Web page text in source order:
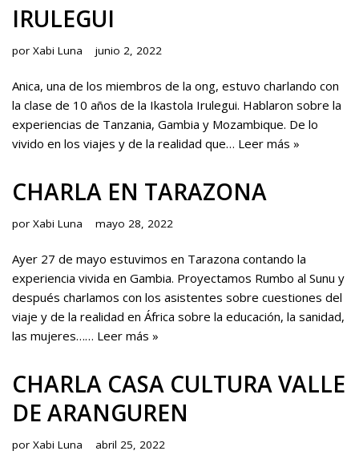
IRULEGUI
por Xabi Luna junio 2, 2022
Anica, una de los miembros de la ong, estuvo charlando con
la clase de 10 años de la Ikastola Irulegui. Hablaron sobre la
experiencias de Tanzania, Gambia y Mozambique. De lo
vivido en los viajes y de la realidad que… Leer más »
CHARLA EN TARAZONA
por Xabi Luna mayo 28, 2022
Ayer 27 de mayo estuvimos en Tarazona contando la
experiencia vivida en Gambia. Proyectamos Rumbo al Sunu y
después charlamos con los asistentes sobre cuestiones del
viaje y de la realidad en África sobre la educación, la sanidad,
las mujeres…… Leer más »
CHARLA CASA CULTURA VALLE
DE ARANGUREN
por Xabi Luna abril 25, 2022